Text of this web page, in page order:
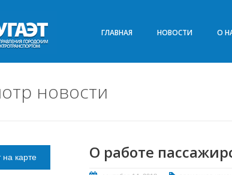
ГЛАВНАЯ НОВОСТИ О
новости
О работе
на карте